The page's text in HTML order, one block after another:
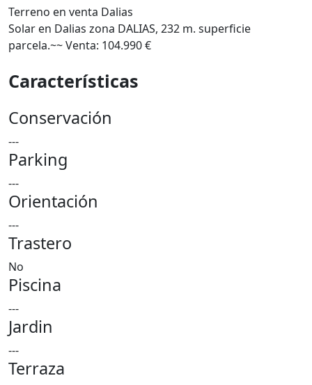
Terreno en venta Dalias
Solar en Dalias zona DALIAS, 232 m. superficie
parcela.~~ Venta: 104.990 €
Características
Conservación
---
Parking
---
Orientación
---
Trastero
No
Piscina
---
Jardin
---
Terraza